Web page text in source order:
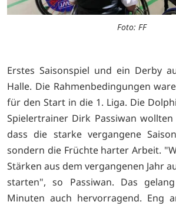
Foto: FF
Erstes Saisonspiel und ein Derby
Halle. Die Rahmenbedingungen
für den Start in die 1. Liga. Die
Spielertrainer Dirk Passiwan
dass die starke vergangene
sondern die Früchte harter Arbeit.
Stärken aus dem vergangenen Jahr
starten", so Passiwan. Das
Minuten auch hervorragend. Eng